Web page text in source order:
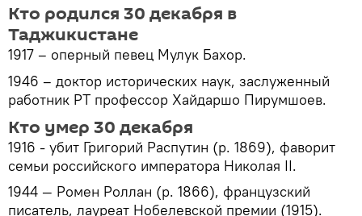
Кто родился 30 декабря в
Таджикистане
1917 – оперный певец Мулук Бахор.
1946 – доктор исторических наук, заслуженный
работник РТ профессор Хайдаршо Пирумшоев.
Кто умер 30 декабря
1916 - убит Григорий Распутин (р. 1869), фаворит
семьи российского императора Николая II.
1944 — Ромен Роллан (р. 1866), французский
писатель, лауреат Нобелевской премии (1915).